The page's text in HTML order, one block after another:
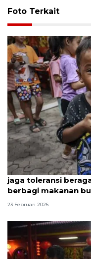
Foto Terkait
jaga toleransi
berbagi makanan
23 Februari 2026